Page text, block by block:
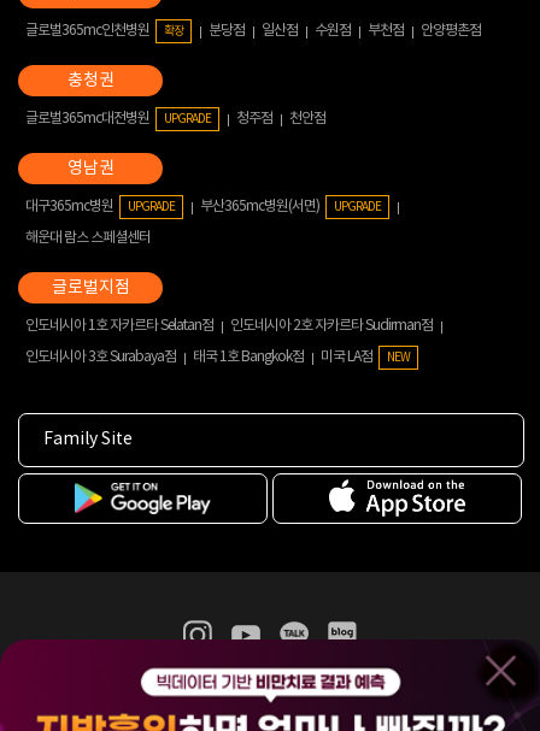
글로벌365mc인천병원 확장 분당점 일산점 수원점 부천점 안양평촌점
글로벌365mc대전병원 UPGRADE 청주점 천안점
대구365mc병원 UPGRADE 부산365mc병원(서면) UPGRADE
해운대 람스 스페셜센터
인도네시아 1호 자카르타 Selatan점
인도네시아 2호 자카르타 Sudirman점
인도네시아 3호 Surabaya점
태국 1호 Bangkok점 미국 LA점 NEW
Family Site
365mc 병·의원 이용약관
홈페이지 이용약관
비급여진료수가